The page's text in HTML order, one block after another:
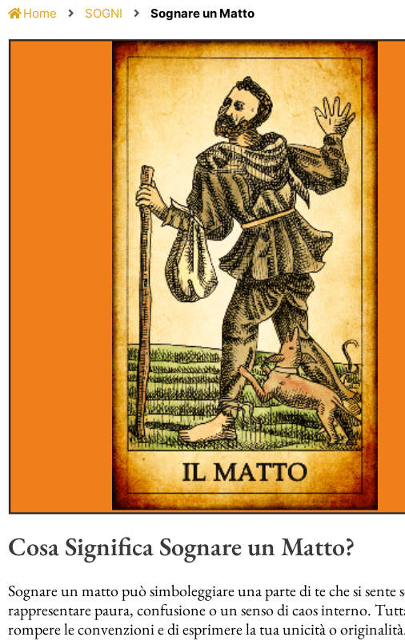
Home SOGNI Sognare un Matto
Cosa Significa Sognare un Matto?
Sognare un matto può simboleggiare una parte di te che si
rappresentare paura, confusione o un senso di caos interno.
rompere le convenzioni e di esprimere la tua unicità o